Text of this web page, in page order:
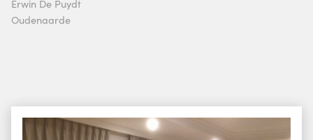
Erwin De Puydt
Oudenaarde